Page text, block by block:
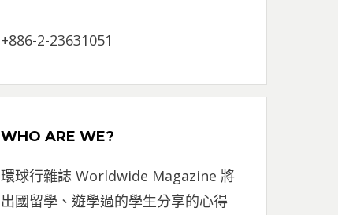
+886-2-23631051
WHO ARE WE?
環球行雜誌 Worldwide Magazine 將
出國留學、遊學過的學生分享的心得